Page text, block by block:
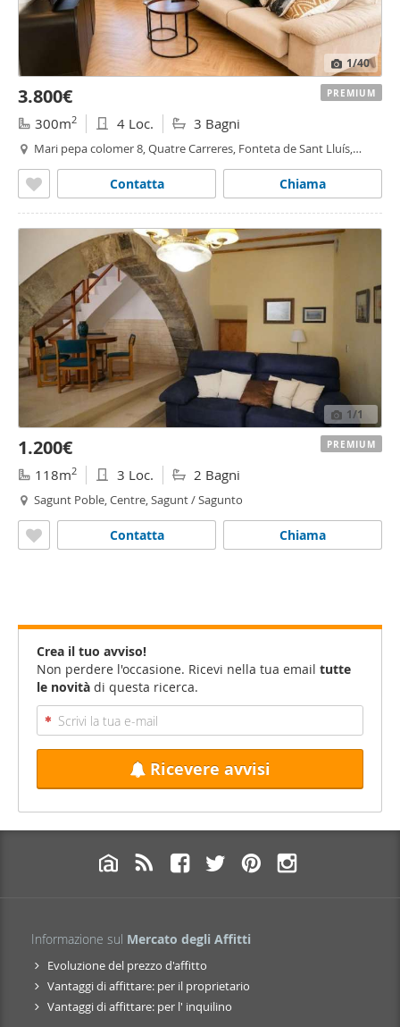
1/40
3.800€
300m2 4 Loc. 3 Bagni
Mari pepa colomer 8, Quatre Carreres, Fonteta de Sant Lluís,
Chiama
Contatta
PREMIUM
1/1
1.200€
118m2 3 Loc. 2 Bagni
Sagunt Poble, Centre, Sagunt / Sagunto
Chiama
Contatta
PREMIUM
Crea il tuo avviso!
Non perdere l'occasione. Ricevi nella tua email tutte
le novità di questa ricerca.
Ricevere avvisi
Informazione sul Mercato degli Affitti
Evoluzione del prezzo d'affitto
Vantaggi di affittare: per il proprietario
Vantaggi di affittare: per l' inquilino